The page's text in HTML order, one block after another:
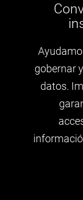
gobernar
datos.